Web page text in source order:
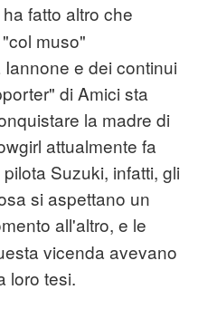
fatto altro che
muso"
e dei continui
di Amici sta
la madre di
attualmente fa
Suzuki, infatti, gli
si aspettano un
all'altro, e le
vicenda avevano
loro tesi.